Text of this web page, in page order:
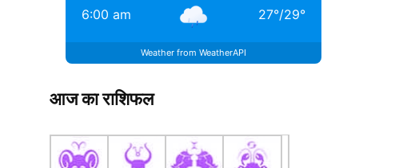
6:00 am 27°/29°
Weather from WeatherAPI
आज का राशिफल